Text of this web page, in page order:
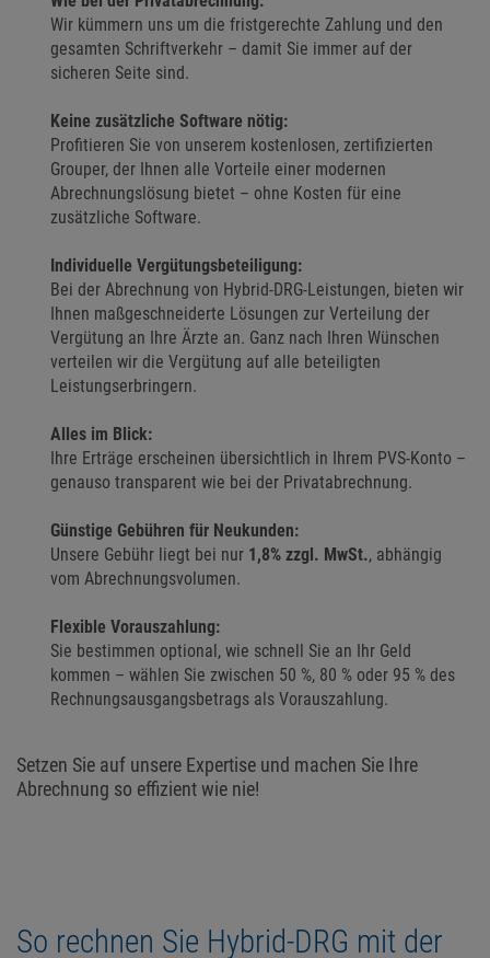
Wir kümmern uns um die fristgerechte Zahlung und den
gesamten Schriftverkehr – damit Sie immer auf der
sicheren Seite sind.
Keine zusätzliche Software nötig:
Profitieren Sie von unserem kostenlosen, zertifizierten
Grouper, der Ihnen alle Vorteile einer modernen
Abrechnungslösung bietet – ohne Kosten für eine
zusätzliche Software.
Individuelle Vergütungsbeteiligung:
Bei der Abrechnung von Hybrid-DRG-Leistungen, bieten wir
Ihnen maßgeschneiderte Lösungen zur Verteilung der
Vergütung an Ihre Ärzte an. Ganz nach Ihren Wünschen
verteilen wir die Vergütung auf alle beteiligten
Leistungserbringern.
Alles im Blick:
Ihre Erträge erscheinen übersichtlich in Ihrem PVS-Konto –
genauso transparent wie bei der Privatabrechnung.
Günstige Gebühren für Neukunden:
Unsere Gebühr liegt bei nur 1,8% zzgl. MwSt., abhängig
vom Abrechnungsvolumen.
Flexible Vorauszahlung:
Sie bestimmen optional, wie schnell Sie an Ihr Geld
kommen – wählen Sie zwischen 50 %, 80 % oder 95 % des
Rechnungsausgangsbetrags als Vorauszahlung.
Setzen Sie auf unsere Expertise und machen Sie Ihre
Abrechnung so effizient wie nie!
So rechnen Sie Hybrid-DRG mit der